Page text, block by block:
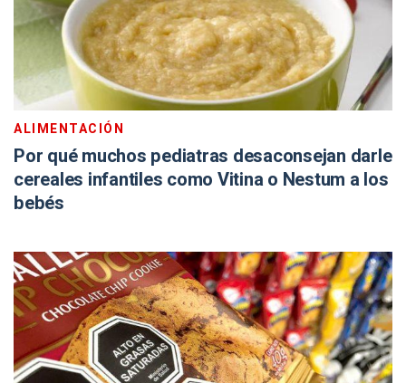
ALIMENTACIÓN
Por qué muchos pediatras desaconsejan darle
cereales infantiles como Vitina o Nestum a los
bebés